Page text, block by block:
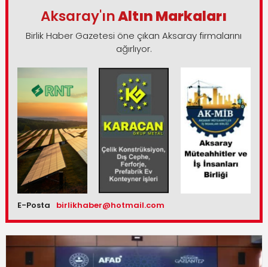
Aksaray'ınAltın Markaları
Birlik Haber Gazetesi öne çıkan Aksaray firmalarını
ağırlıyor.
E-Posta birlikhaber@hotmail.com